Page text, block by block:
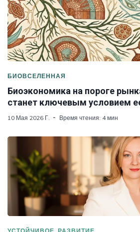
БИОВСЕЛЕННАЯ
Биоэкономика на пороге
станет ключевым условием
10 Мая 2026 Г. Время чтения: 4 мин